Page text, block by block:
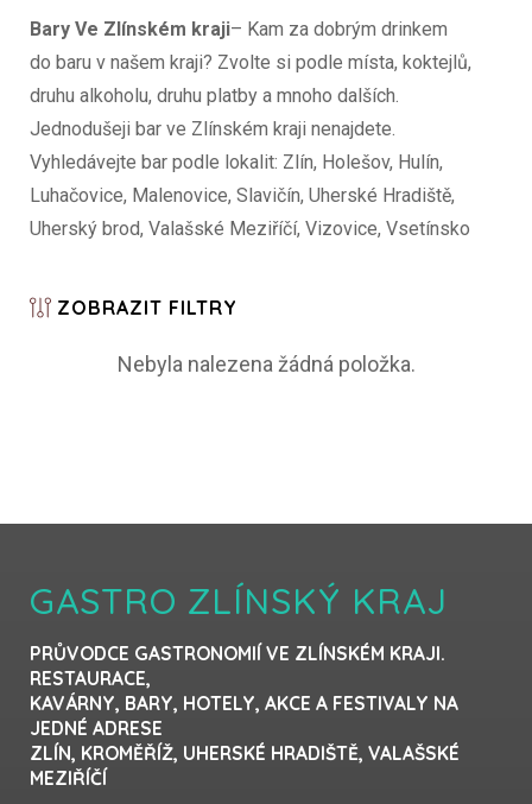
Bary Ve Zlínském kraji– Kam za dobrým drinkem
do baru v našem kraji? Zvolte si podle místa, koktejlů,
druhu alkoholu, druhu platby a mnoho dalších.
Jednodušeji bar ve Zlínském kraji nenajdete.
Vyhledávejte bar podle lokalit: Zlín, Holešov, Hulín,
Luhačovice, Malenovice, Slavičín, Uherské Hradiště,
Uherský brod, Valašské Meziříčí, Vizovice, Vsetínsko
Nebyla nalezena žádná položka.
ZOBRAZIT FILTRY
GASTRO ZLÍNSKÝ KRAJ
PRŮVODCE GASTRONOMIÍ VE ZLÍNSKÉM KRAJI.
RESTAURACE,
KAVÁRNY, BARY, HOTELY, AKCE A FESTIVALY NA
JEDNÉ ADRESE
ZLÍN, KROMĚŘÍŽ, UHERSKÉ HRADIŠTĚ, VALAŠSKÉ
MEZIŘÍČÍ